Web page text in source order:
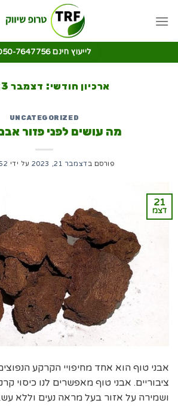
לייעוץ חינם 050-7647756
ארכיון חודשי: דצמבר 2023
UNCATEGORIZED
מה עושים לפני פזור
פורסם בדצמבר 21, 2023 על ידי
21
דצמ
אבני טוף הוא אחד מחיפויי הקרקע
ציבוריים. אבני טוף מאפשרים לנו כיסוי
ושמירה על אזור בעל מראה נעים וללא